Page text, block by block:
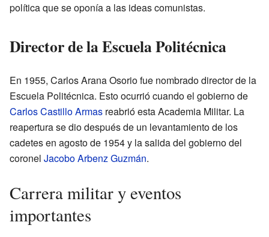
política que se oponía a las ideas comunistas.
Director de la Escuela Politécnica
En 1955, Carlos Arana Osorio fue nombrado director de la
Escuela Politécnica. Esto ocurrió cuando el gobierno de
Carlos Castillo Armas reabrió esta Academia Militar. La
reapertura se dio después de un levantamiento de los
cadetes en agosto de 1954 y la salida del gobierno del
coronel Jacobo Arbenz Guzmán.
Carrera militar y eventos
importantes